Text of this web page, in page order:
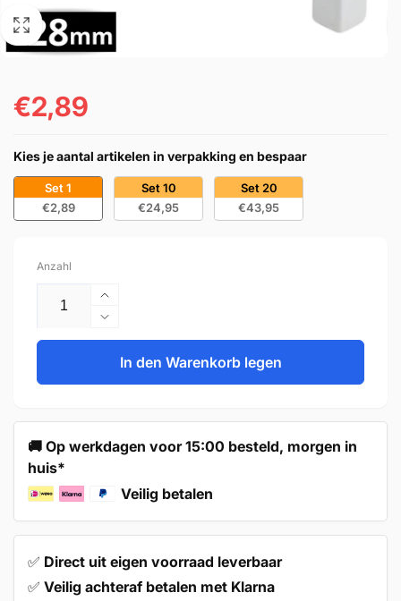
Normaler
€2,89
Kies je aantal artikelen in verpakking en bespaar
Set 1
€2,89
Set 10
€24,95
Set 20
€43,95
Anzahl
Erhöhe
die
Menge
für
Weiß
Dallas
Verringere
die
Menge
für
128
mm
Edelstahl
–
In den Warenkorb legen
🚚 Op werkdagen voor 15:00 besteld, morgen in
huis*
Veilig betalen
✅ Direct uit eigen voorraad leverbaar
✅ Veilig achteraf betalen met Klarna